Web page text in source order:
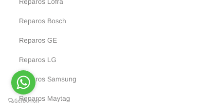
Reparos Bosch
Reparos GE
Reparos LG
Reparos Samsung
Reparos Maytag